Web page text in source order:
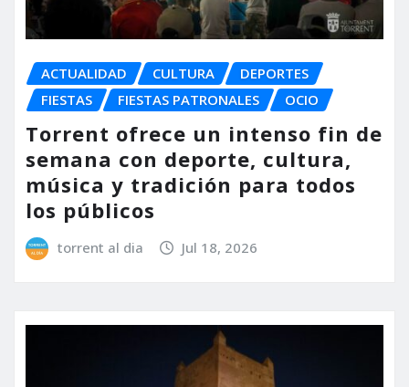
ACTUALIDAD CULTURA
DEPORTES
FIESTAS
FIESTAS PATRONALES OCIO
Torrent ofrece un intenso fin de
semana con deporte, cultura,
música y tradición para todos
los públicos
torrent al dia Jul 18, 2026